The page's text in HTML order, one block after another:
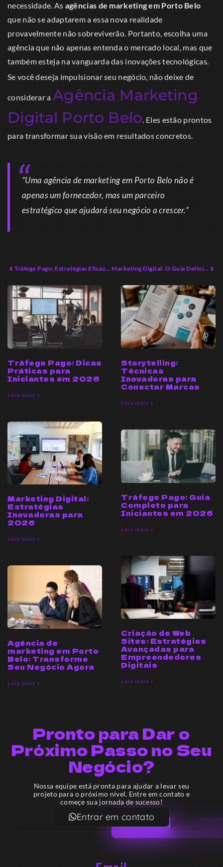
necessidade. As agências de marketing em Porto Belo
que não se adaptarem a essa nova realidade
provavelmente não sobreviverão. Portanto, escolha uma
agência que não apenas entenda o mercado local, mas que
também esteja na vanguarda das inovações tecnológicas.
Se você deseja impulsionar seu negócio, não deixe de
considerar a Agência Marketing
Digital Porto Belo. Eles estão prontos
para transformar sua visão em resultados concretos.
“Uma agência de marketing em Porto Belo não é
apenas um fornecedor, mas um parceiro
estratégico que ajudará seu negócio a crescer.”
Tráfego Pago: Estratégias Eficazes para 2026 Marketing Digital: O Guia Definitivo para Iniciantes em 2026
Tráfego Pago: Dicas
Práticas para
Iniciantes em 2026
Leia mais »
Storytelling:
Técnicas
Inovadoras para
Conectar Marcas
Leia mais »
Marketing Digital:
Estratégias
Inovadoras para
2026
Leia mais »
Tráfego Pago: Guia
Completo para
Iniciantes em 2026
Leia mais »
Agência de
marketing em Porto
Belo: Transforme
Seu Negócio Agora
Leia mais »
Criação de Web
Sites: Estratégias
Avançadas para
Empreendedores
Digitais
Leia mais »
Pronto para Dar o
Próximo Passo no Seu
Negócio?
Nossa equipe está pronta para ajudar a levar seu
projeto para o próximo nível. Entre em contato e
começe sua jornada de sucesso!
Entrar em contato